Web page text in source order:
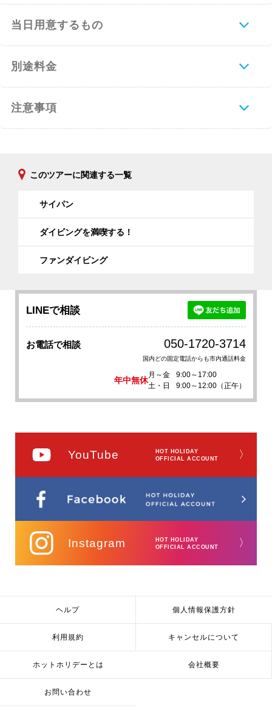
当日用意するもの
別途料金
注意事項
このツアーに関連する一覧
サイパン
ダイビングを満喫する！
ファンダイビング
LINEで相談
お電話で相談 050-1720-3714
国内どの固定電話からも市内通話料金
年中無休
月～金
9:00～17:00
土・日
9:00～12:00（正午）
YouTube
HOT HOLIDAY
OFFICIAL ACCOUNT
〉
Instagram
HOT HOLIDAY
OFFICIAL ACCOUNT
〉
ヘルプ 個人情報保護方針
利用規約 キャンセルについて
ホットホリデーとは 会社概要
お問い合わせ